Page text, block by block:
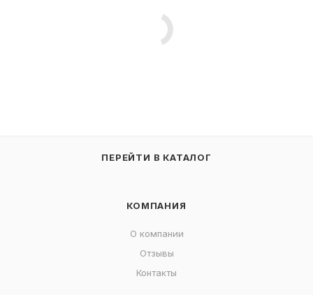
ПЕРЕЙТИ В КАТАЛОГ
КОМПАНИЯ
О компании
Отзывы
Контакты